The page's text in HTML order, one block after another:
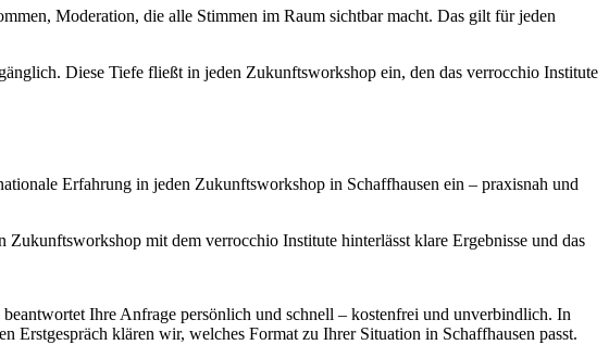
Moderation, die alle Stimmen im Raum sichtbar macht. Das gilt für jeden
Diese Tiefe fließt in jeden Zukunftsworkshop ein, den das verrocchio Institute
Erfahrung in jeden Zukunftsworkshop in Schaffhausen ein – praxisnah und
mit dem verrocchio Institute hinterlässt klare Ergebnisse und das
Ihre Anfrage persönlich und schnell – kostenfrei und unverbindlich. In
Erstgespräch klären wir, welches Format zu Ihrer Situation in Schaffhausen passt.